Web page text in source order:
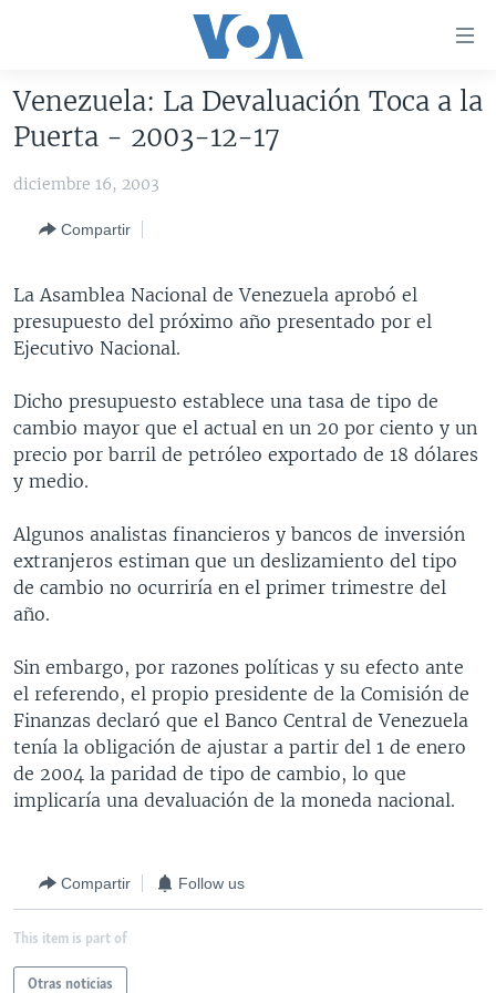
accesibilidad
contenido
Salte
principal
Salte
AMÉRICA DEL NORTE
HAITÍ
ELECCIONES EEUU 2024
ELECCIONES EEUU
VOTO DIVIDIDO
VOA VERIFICA
VOA VERIFICA UCRANIA/RUSIA
VOA VERIFICA AMÉRICA LATINA
AMÉRICA LATINA
BOLIVIA
COLOMBIA
CHILE
PERÚ
ECUADOR
BRASIL
CENTROAMÉRICA
COSTA RICA
EL SALVADOR
GUATEMALA
HONDURAS
OTRAS SECCIONES
INMIGRACIÓN
LIBERTAD DE PRENSA
MUNDO
ENTRETENIMIENTO Y CULTURA
TECNOLOGÍA
CIENCIA Y SALUD
ESPECIALES DE LA VOA
LIBERTAD DE PRENSA
UCRANIA
VIDEOS
FOTOGRAFÍA
PROGRAMAS TV
EL MUNDO AL DÍA
VISIÓN 360
LAS CLAVES
PANORAMA
RADIO
AUDIONOTICIAS
BUENOS DÍAS AMÉRICA
ESTADOS UNIDOS AL DÍA
EL MUNDO AL DÍA [RADIO]
DEPORTIVO INTERNACIONAL
NOTA ECONÓMICA
DOCUMENTALES DE LA VOA
SÍGANOS
Venezuela: La Devaluación Toca a la
Puerta - 2003-12-17
diciembre 16, 2003
Compartir
La Asamblea Nacional de Venezuela aprobó el
presupuesto del próximo año presentado por el
Ejecutivo Nacional.
Dicho presupuesto establece una tasa de tipo de
cambio mayor que el actual en un 20 por ciento y un
precio por barril de petróleo exportado de 18 dólares
y medio.
Algunos analistas financieros y bancos de inversión
extranjeros estiman que un deslizamiento del tipo
de cambio no ocurriría en el primer trimestre del
año.
Sin embargo, por razones políticas y su efecto ante
el referendo, el propio presidente de la Comisión de
Finanzas declaró que el Banco Central de Venezuela
tenía la obligación de ajustar a partir del 1 de enero
de 2004 la paridad de tipo de cambio, lo que
implicaría una devaluación de la moneda nacional.
Compartir Follow us
This item is part of
Otras noticias